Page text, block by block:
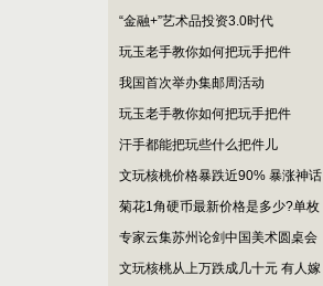
“金融+”艺术品投资3.0时代
玩玉老手教你如何把玩手把件
我国首次举办集邮周活动
玩玉老手教你如何把玩手把件
汗手都能把玩些什么把件儿
文玩核桃价格暴跌近90% 暴涨神话
菊花1角硬币最新价格是多少?单枚
专家云集苏州论剑中国美术圆桌会
文玩核桃从上万跌成几十元 有人嫁